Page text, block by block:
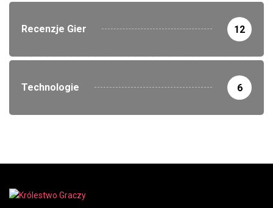
Recenzje Gier 12
Technologie 6